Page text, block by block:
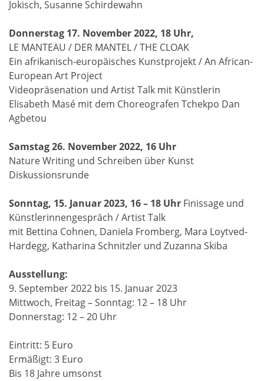
Jokisch, Susanne Schirdewahn
Donnerstag 17. November 2022, 18 Uhr,
LE MANTEAU / DER MANTEL / THE CLOAK
Ein afrikanisch-europäisches Kunstprojekt / An African-
European Art Project
Videopräsenation und Artist Talk mit Künstlerin
Elisabeth Masé mit dem Choreografen Tchekpo Dan
Agbetou
Samstag 26. November 2022, 16 Uhr
Nature Writing und Schreiben über Kunst
Diskussionsrunde
Sonntag, 15. Januar 2023, 16 – 18 Uhr Finissage und
Künstlerinnengespräch / Artist Talk
mit Bettina Cohnen, Daniela Fromberg, Mara Loytved-
Hardegg, Katharina Schnitzler und Zuzanna Skiba
Ausstellung:
9. September 2022 bis 15. Januar 2023
Mittwoch, Freitag – Sonntag: 12 – 18 Uhr
Donnerstag: 12 – 20 Uhr
Eintritt: 5 Euro
Ermäßigt: 3 Euro
Bis 18 Jahre umsonst